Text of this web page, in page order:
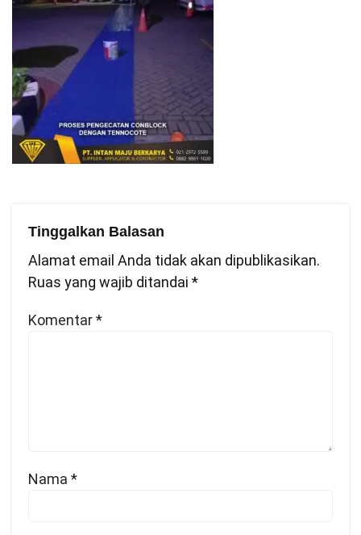
Tinggalkan Balasan
Alamat email Anda tidak akan dipublikasikan.
Ruas yang wajib ditandai *
Komentar*
Nama *